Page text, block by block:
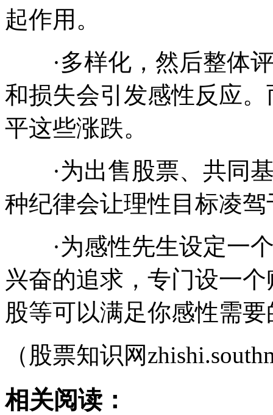
起作用。
·多样化，然后整体评
和损失会引发感性反应
平这些涨跌。
·为出售股票、共同基
种纪律会让理性目标凌
·为感性先生设定一个
兴奋的追求，专门设一
股等可以满足你感性需
（股票知识网
相关阅读：